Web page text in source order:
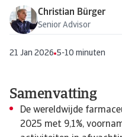
Christian Bürger
Senior Advisor
21 Jan 2026 5-10 minuten
Samenvatting
De wereldwijde
2025 met 9,1%,